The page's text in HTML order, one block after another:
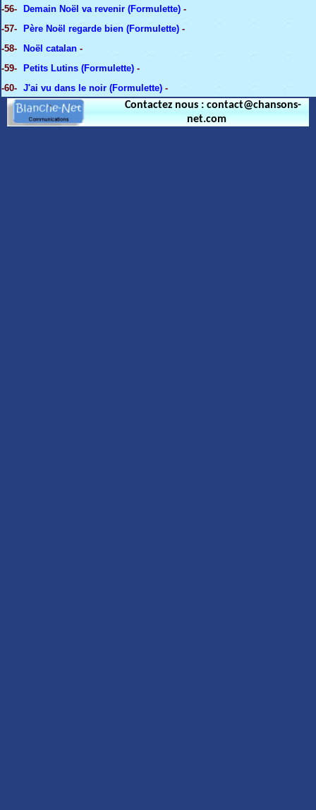
-56- Demain Noël va revenir (Formulette) -
-57- Père Noël regarde bien (Formulette) -
-58- Noël catalan -
-59- Petits Lutins (Formulette) -
-60- J'ai vu dans le noir (Formulette) -
Contactez nous : contact@chansons-
net.com